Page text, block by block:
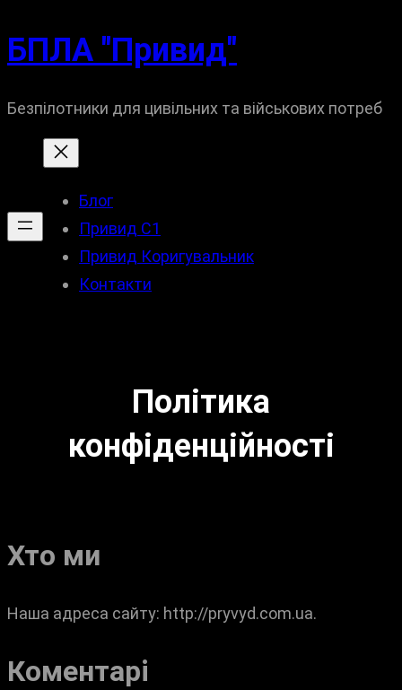
до
БПЛА "Привид"
Безпілотники для цивільних та військових потреб
Блог
Привид С1
Привид Коригувальник
Контакти
Політика
конфіденційності
Хто ми
Наша адреса сайту: http://pryvyd.com.ua.
Коментарі